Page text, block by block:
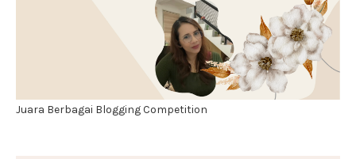
Juara Berbagai Blogging Competition